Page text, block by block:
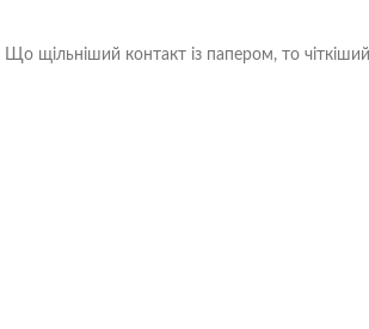
щільніший контакт із папером, то